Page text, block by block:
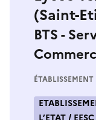
(Saint-
BTS -
ÉTABLISSEMENT